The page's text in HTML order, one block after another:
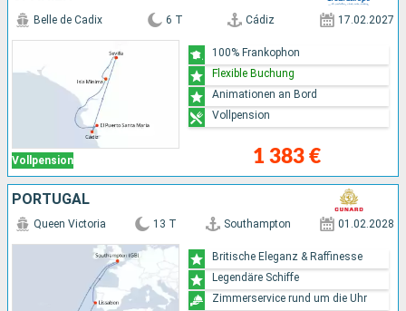
Vollpension
Belle de Cadix 6 T Cádiz 17.02.2027
1 383 €
100% Frankophon
Flexible Buchung
Animationen an Bord
Vollpension
PORTUGAL
Queen Victoria 13 T Southampton 01.02.2028
Britische Eleganz & Raffinesse
Legendäre Schiffe
Zimmerservice rund um die Uhr